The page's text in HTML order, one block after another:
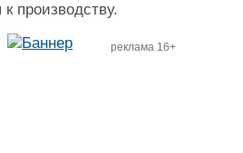
производству.
реклама 16+